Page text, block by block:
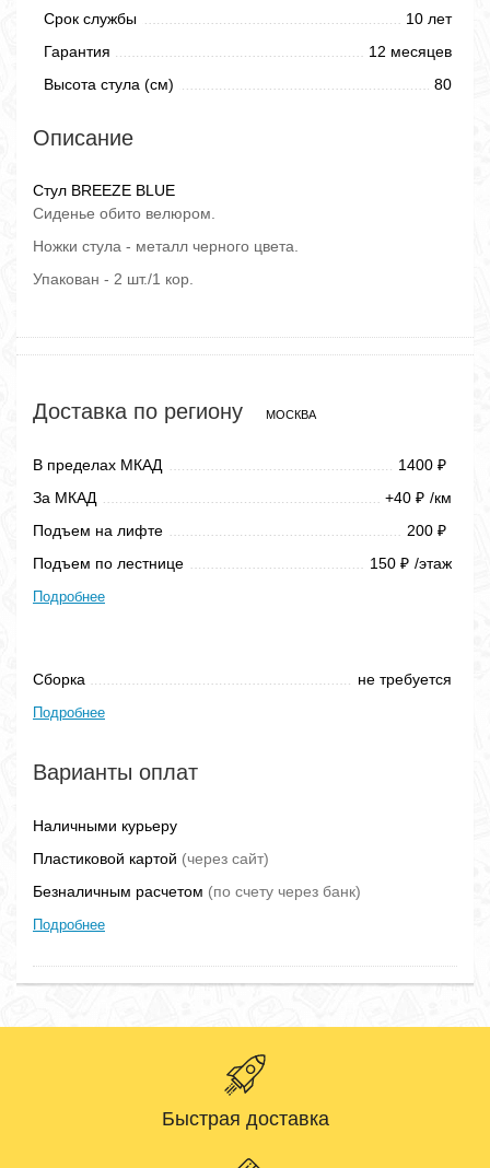
Срок службы
10 лет
Гарантия
12 месяцев
Высота стула (см)
80
Описание
Стул BREEZE BLUE
Сиденье обито велюром.
Ножки стула - металл черного цвета.
Упакован - 2 шт./1 кор.
Доставка по региону МОСКВА
В пределах МКАД 1400 ₽
За МКАД +40 ₽ /км
Подъем на лифте
200 ₽
Подъем по лестнице 150 ₽ /этаж
Подробнее
Сборка не требуется
Подробнее
Варианты оплат
Наличными курьеру
Пластиковой картой (через сайт)
Безналичным расчетом (по счету через банк)
Подробнее
Быстрая доставка